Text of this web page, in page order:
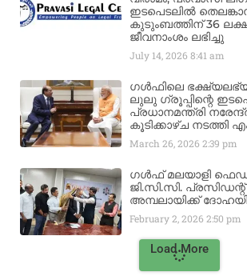
ഇടപെടലിൽ
കുടുംബത്തിന് 36
ജീവനാംശം ലഭിച്ചു
July 14, 20268:41 am
ഗൾഫിലെ
ലുലു ഗ്രൂപ്പിന്റെ
പ്രധാനമന്ത്രി
കൂടിക്കാഴ്ച
March 26, 20262:39 pm
ഗൾഫ് മലയാളി
ജി.സി.സി.
അമ്പലായിക്ക്
February 2, 20262:50 pm
Load More